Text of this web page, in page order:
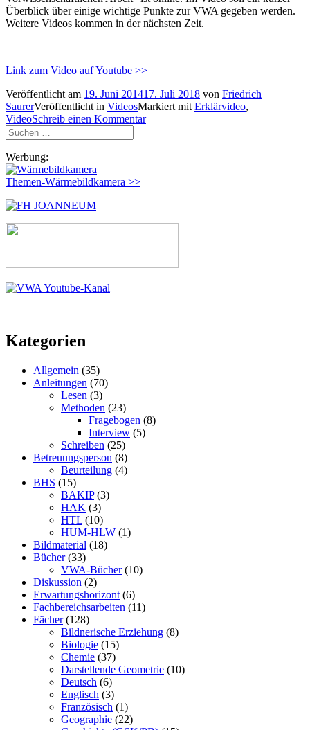
Überblick über einige wichtige Punkte zur VWA gegeben werden.
Weitere Videos kommen in der nächsten Zeit.
Link zum Video auf Youtube >>
Veröffentlicht am 19. Juni 201417. Juli 2018 von Friedrich
SaurerVeröffentlicht in VideosMarkiert mit Erklärvideo,
VideoSchreib einen Kommentar
Suchen
nach:
Werbung:
Themen-Wärmebildkamera >>
Kategorien
Allgemein (35)
Anleitungen (70)
Lesen (3)
Methoden (23)
Fragebogen (8)
Interview (5)
Schreiben (25)
Betreuungsperson (8)
Beurteilung (4)
BHS (15)
BAKIP(3)
HAK (3)
HTL (10)
HUM-HLW (1)
Bildmaterial (18)
Bücher(33)
VWA-Bücher(10)
Diskussion (2)
Erwartungshorizont (6)
Fachbereichsarbeiten (11)
Fächer(128)
Bildnerische Erziehung (8)
Biologie (15)
Chemie (37)
Darstellende Geometrie (10)
Deutsch (6)
Englisch (3)
Französisch (1)
Geographie (22)